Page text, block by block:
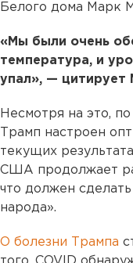
Белого дома Марк
«Мы были очень
температура, и
упал», — цитирует
Несмотря на это,
Трамп настроен
текущих
США продолжает
что должен
народа».
О болезни Трампа